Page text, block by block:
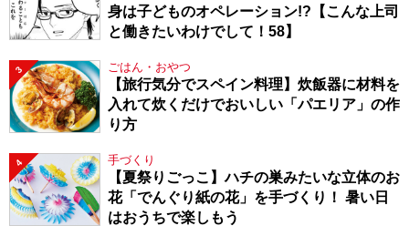
身は子どものオペレーション!?【こんな上司
と働きたいわけでして！58】
3 ごはん・おやつ
【旅行気分でスペイン料理】炊飯器に材料を
入れて炊くだけでおいしい「パエリア」の作
り方
4 手づくり
【夏祭りごっこ】ハチの巣みたいな立体のお
花「でんぐり紙の花」を手づくり！ 暑い日
はおうちで楽しもう